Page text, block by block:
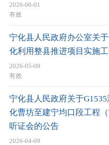
2026-06-01
有效
宁化县人民政府办公室关
化利用整县推进项目实施
2026-05-09
有效
宁化县人民政府关于
化曹坊至建宁均口段工程
听证会的公告
2026-04-09